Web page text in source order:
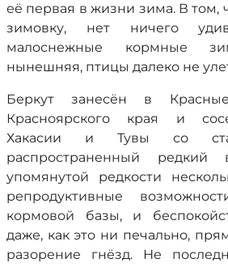
её первая в жизни зима. В том,
зимовку, нет ничего
малоснежные кормные
нынешняя, птицы далеко не
Беркут занесён в
Красноярского края и
Хакасии и Тувы со
распространенный
упомянутой редкости
репродуктивные
кормовой базы, и
даже, как это ни печально,
разорение гнёзд. Не